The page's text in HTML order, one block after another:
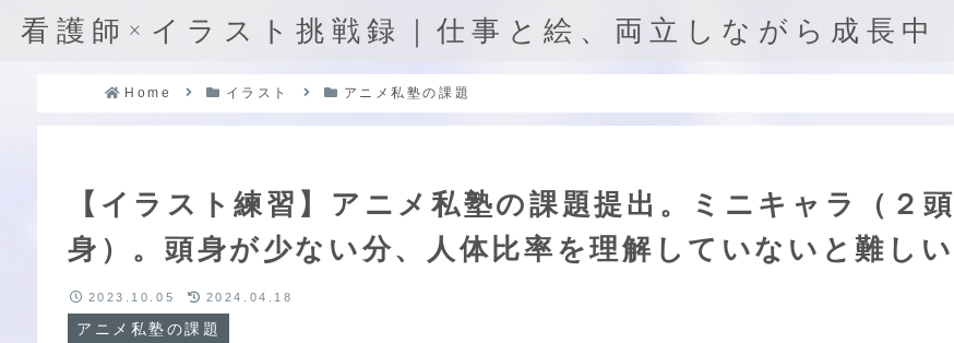
看護師×イラスト挑戦録｜仕事と絵、両立しながら成長中
Home イラスト アニメ私塾の課題
【イラスト練習】アニメ私塾の課題提出。ミニキャラ（２頭
身）。頭身が少ない分、人体比率を理解していないと難しい
アニメ私塾の課題
2023.10.05 2024.04.18